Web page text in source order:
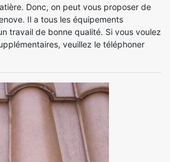
Donc, on peut vous proposer de
Il a tous les équipements
travail de bonne qualité. Si vous voulez
veuillez le téléphoner